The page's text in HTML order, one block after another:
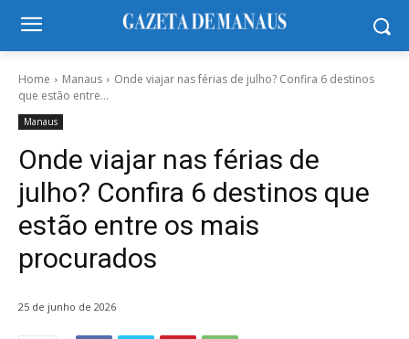
Home Manaus
Onde viajar nas férias de julho? Confira 6 destinos
que estão entre...
Manaus
Onde viajar nas férias de
julho? Confira 6 destinos que
estão entre os mais
procurados
25 de junho de 2026